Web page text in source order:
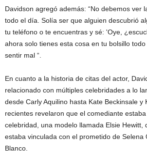
Davidson agregó además: “No debemos ver
todo el día. Solía ​​ser que alguien descubrió
tu teléfono o te encuentras y sé: 'Oye,
ahora solo tienes esta cosa en tu bolsillo
sentir mal “.
En cuanto a la historia de citas del actor,
relacionado con múltiples celebridades a lo
desde Carly Aquilino hasta Kate Beckinsale y
recientes revelaron que el comediante
celebridad, una modelo llamada Elsie Hewitt,
estaba vinculada con el prometido de Selena
Blanco.